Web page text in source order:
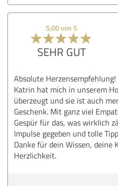
5,00 von 5
SEHR GUT
Absolute Herzensempfehlung!
Katrin hat mich in unserem
überzeugt und sie ist auch
Geschenk. Mit ganz viel
Gespür für das, was wirklich
Impulse gegeben und tolle
Danke für dein Wissen, deine
Herzlichkeit.